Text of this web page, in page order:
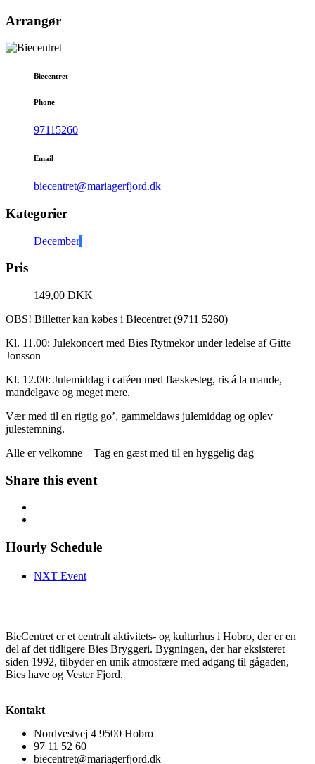
Arrangør
Biecentret
Phone
97115260
Email
biecentret@mariagerfjord.dk
Kategorier
December
Pris
149,00 DKK
OBS! Billetter kan købes i Biecentret (9711 5260)
Kl. 11.00: Julekoncert med Bies Rytmekor under ledelse af Gitte
Jonsson
Kl. 12.00: Julemiddag i caféen med flæskesteg, ris á la mande,
mandelgave og meget mere.
Vær med til en rigtig go’, gammeldaws julemiddag og oplev
julestemning.
Alle er velkomne – Tag en gæst med til en hyggelig dag
Share this event
Hourly Schedule
NXT Event
BieCentret er et centralt aktivitets- og kulturhus i Hobro, der er en
del af det tidligere Bies Bryggeri. Bygningen, der har eksisteret
siden 1992, tilbyder en unik atmosfære med adgang til gågaden,
Bies have og Vester Fjord.
Kontakt
Nordvestvej 4 9500 Hobro
97 11 52 60
biecentret@mariagerfjord.dk